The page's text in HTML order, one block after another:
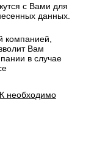
с Вами для
данных.
компанией,
Вам
в случае
необходимо